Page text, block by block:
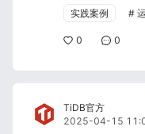
务场景的
实践案例
0 0
TiDB官方
2025-04-15